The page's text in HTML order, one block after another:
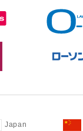
Japan